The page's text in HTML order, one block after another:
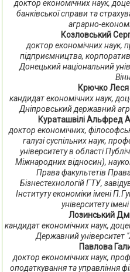
доктор економічних наук,
банківської справи та
аграрно-
Козловський
доктор економічних наук,
підприємництва,
Донецький національний
Крючко Леся
кандидат економічних наук,
Дніпровський державний
Кураташвілі Альфред
доктор економічних,
галузі суспільних наук,
університету в області
Міжнародних відносин),
Права факультетів
Бізнестехнологій ГТУ,
Інституту економіки імені
університету
Лозинський
кандидат економічних наук,
Державний університет
Павлова
доктор економічних наук,
оподаткування та управління